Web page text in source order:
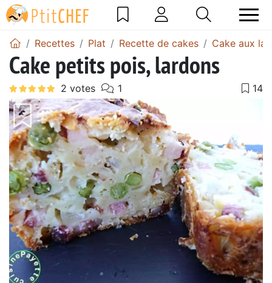
Recettes Plat Recette de cakes Cake aux
Cake petits pois, lardons